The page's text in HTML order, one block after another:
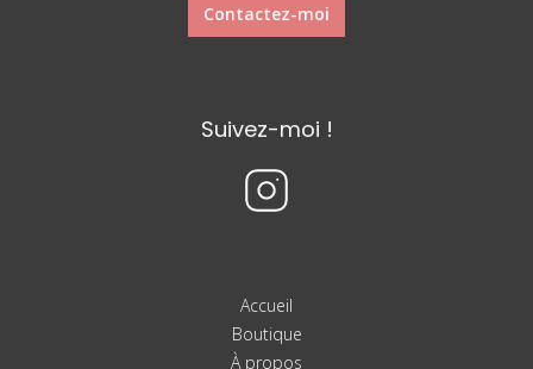
Contactez-moi
Suivez-moi !
Accueil
Boutique
À propos